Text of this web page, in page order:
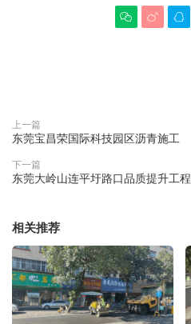
  
上一篇
东莞宝昌荣国际科技园区沥青施工
下一篇
东莞大岭山连平圩路口品质提升工程
相关推荐